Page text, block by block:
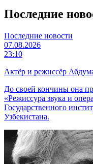
Последние
Последние новости
07.08.2026
23:10
Актёр и режиссёр
До своей кончины она
«Режиссура звука и
Государственного
Узбекистана.